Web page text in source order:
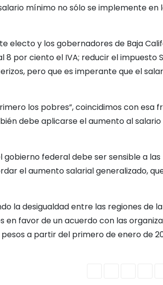
mínimo no sólo se implemente
electo y los gobernadores de Baja
8 por ciento el IVA; reducir el impuesto
pero que es imperante que el
los pobres”, coincidimos con esa
debe aplicarse el aumento al
federal debe ser sensible a las
el aumento salarial generalizado,
la desigualdad entre las regiones de
favor de un acuerdo con las
a partir del primero de enero de